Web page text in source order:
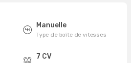
Manuelle
Type de boîte de vitesses
7 CV